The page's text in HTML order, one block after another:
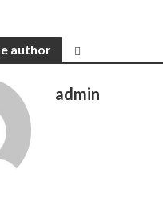
author
admin